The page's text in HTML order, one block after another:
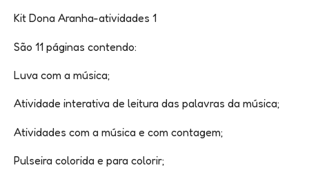
Kit Dona Aranha-atividades 1
São 11 páginas contendo:
Luva com a música;
Atividade interativa de leitura das palavras da música;
Atividades com a música e com contagem;
Pulseira colorida e para colorir;